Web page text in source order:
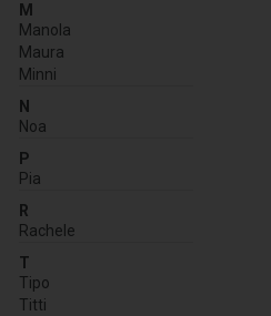
M
Manola
Maura
Minni
N
Noa
P
Pia
R
Rachele
T
Tipo
Titti